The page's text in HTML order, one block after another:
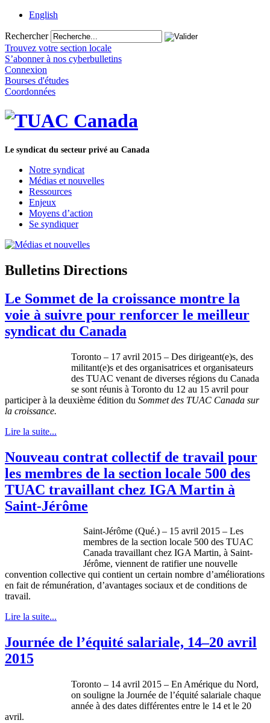
English
Rechercher
Trouvez votre section locale
S’abonner à nos cyberbulletins
Connexion
Bourses d'études
Coordonnées
Le syndicat du secteur privé au Canada
Notre syndicat
Médias et nouvelles
Ressources
Enjeux
Moyens d’action
Se syndiquer
Bulletins Directions
Le Sommet de la croissance montre la
voie à suivre pour renforcer le meilleur
syndicat du Canada
Toronto – 17 avril 2015 – Des dirigeant(e)s, des
militant(e)s et des organisatrices et organisateurs
des TUAC venant de diverses régions du Canada
se sont réunis à Toronto du 12 au 15 avril pour
participer à la deuxième édition du Sommet des TUAC Canada sur
la croissance.
Lire la suite...
Nouveau contrat collectif de travail pour
les membres de la section locale 500 des
TUAC travaillant chez IGA Martin à
Saint-Jérôme
Saint-Jérôme (Qué.) – 15 avril 2015 – Les
membres de la section locale 500 des TUAC
Canada travaillant chez IGA Martin, à Saint-
Jérôme, viennent de ratifier une nouvelle
convention collective qui contient un certain nombre d’améliorations
en fait de rémunération, d’avantages sociaux et de conditions de
travail.
Lire la suite...
Journée de l’équité salariale, 14–20 avril
2015
Toronto – 14 avril 2015 – En Amérique du Nord,
on souligne la Journée de l’équité salariale chaque
année à des dates différentes entre le 14 et le 20
avril.